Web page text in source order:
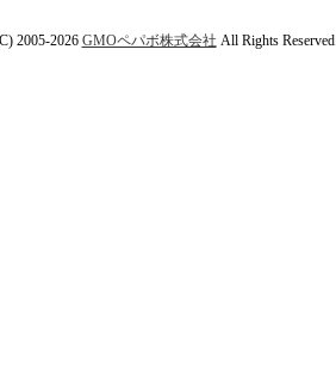
2005-2026 GMOペパボ株式会社 All Rights Reserved.